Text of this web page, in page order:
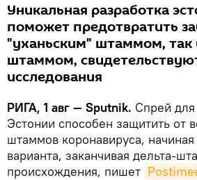
Уникальная разработка
поможет предотвратить
"уханьским" штаммом, так
штаммом,
исследования
РИГА, 1 авг — Sputnik. Спрей
Эстонии способен защитить от
штаммов коронавируса, начиная
варианта, заканчивая дельта-
происхождения, пишет